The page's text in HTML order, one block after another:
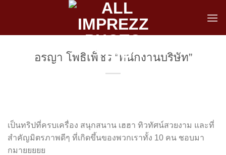
อรญา โพธิเพ็ชร “พนักงานบริษัท”
เป็นทริปที่ครบเครื่อง สนุกสนาน เฮฮา ทิวทัศน์สวยงาม และที่
สำคัญมิตรภาพดีๆ ที่เกิดขึ้นของพวกเราทั้ง 10 คน ชอบมา
กมายยยยย